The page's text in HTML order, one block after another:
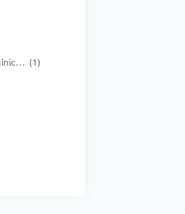
Suplemento Vitaminico-Mineral (1)